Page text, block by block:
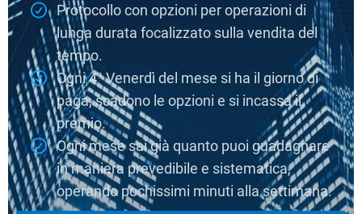
Protocollo con opzioni per operazioni di
lunga durata focalizzato sulla vendita del
tempo.
Ogni 4° Venerdì del mese si ha il giorno di
paga, scadono le opzioni e si incassa il
premio.
Ogni mese sai già quanto puoi guadagnare
in maniera prevedibile e sistematica,
operando pochissimi minuti alla settimana.